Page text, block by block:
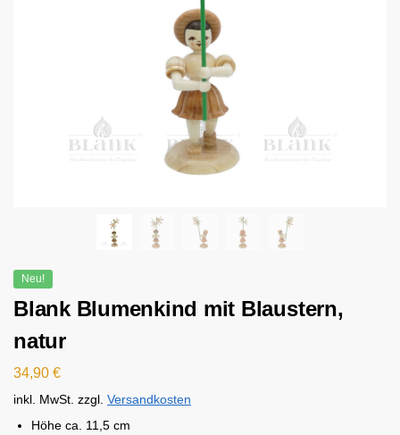
Neu!
Blank Blumenkind mit Blaustern,
natur
34,90 €
inkl. MwSt. zzgl. Versandkosten
Höhe ca. 11,5 cm